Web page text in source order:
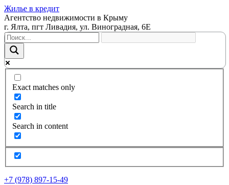
Жилье в кредит
Агентство недвижимости в Крыму
г. Ялта, пгт Ливадия, ул. Виноградная, 6Е
Exact matches only
Search in title
Search in content
+7 (978) 897-15-49